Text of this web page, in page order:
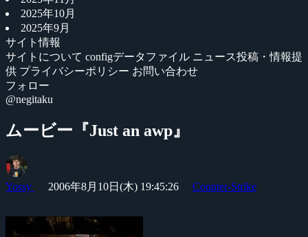
2025年10月
2025年9月
サイト情報
サイトについて configデータファイル ニュース投稿・情報提
供 プライバシーポリシー お問い合わせ
フォロー
@negitaku
ムービー『Just an awp』
Yossy 2006年8月10日(木) 19:45:26 Counter-Strike